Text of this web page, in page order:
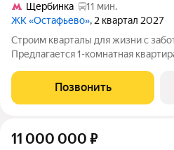
Щербинка
11 мин.
ЖК «Остафьево», 2 квартал 2027
Строим кварталы для жизни с
Предлагается 1-комнатная
жилом комплексе
отделкой в нескольких вариантах:
Позвонить
11 000 000 ₽